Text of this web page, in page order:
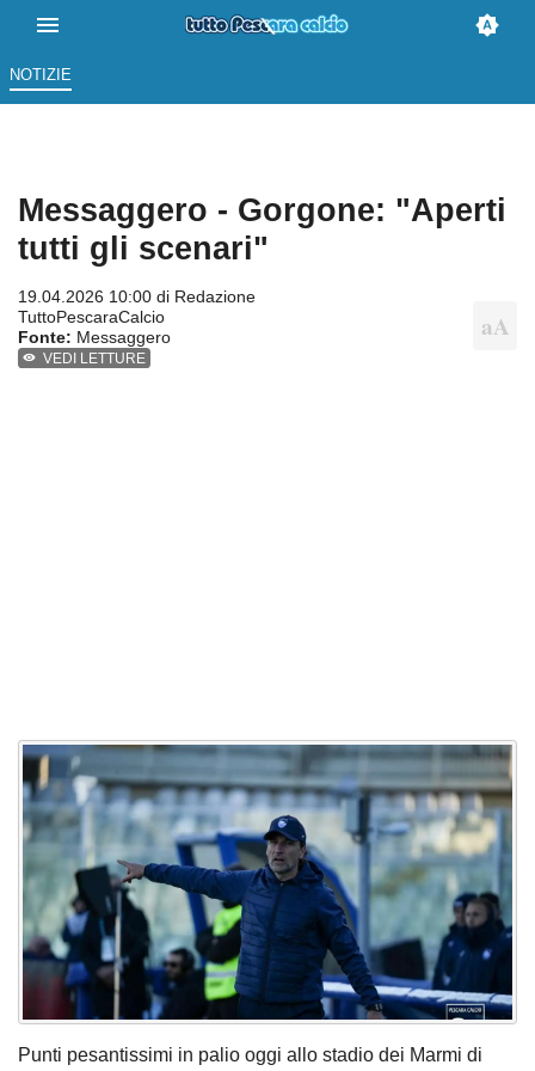
NOTIZIE
Messaggero - Gorgone: "Aperti
tutti gli scenari"
19.04.2026 10:00 di Redazione
TuttoPescaraCalcio
Fonte: Messaggero
VEDI LETTURE
Punti pesantissimi in palio oggi allo stadio dei Marmi di